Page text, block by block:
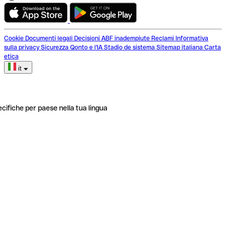
Cookie Documenti legali Decisioni ABF inadempiute Reclami Informativa
sulla privacy Sicurezza Qonto e l'IA Stadio de sistema Sitemap italiana Carta
etica
it
per paese nella tua lingua